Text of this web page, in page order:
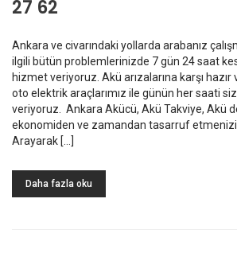
27 62
Ankara ve civarındaki yollarda arabanız
ilgili bütün problemlerinizde 7 gün 24 saat
hizmet veriyoruz. Akü arızalarına karşı hazır
oto elektrik araçlarımız ile günün her saati
veriyoruz. Ankara Akücü, Akü Takviye, Akü
ekonomiden ve zamandan tasarruf etmenizi
Arayarak […]
Daha fazla oku